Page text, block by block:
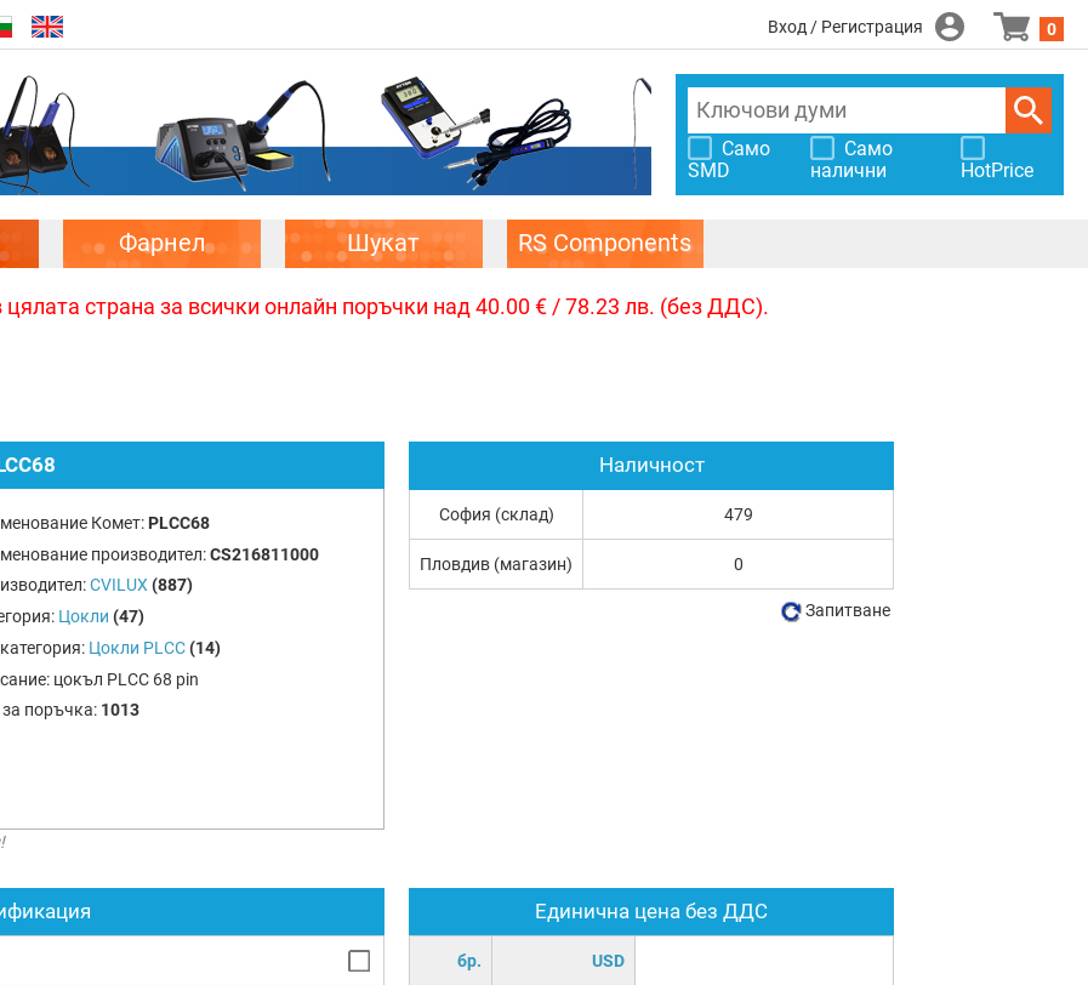
Вход / Регистрация 0
Само
SMD
Само
налични
HotPrice
Фарнел Шукат RS Components
цялата страна за всички онлайн поръчки над 40.00 € / 78.23 лв. (без ДДС).
Комет: PLCC68
производител:CS216811000
CVILUX (887)
Цокли (47)
Цокли PLCC (14)
цокъл PLCC 68 pin
поръчка: 1013
Единична цена без ДДС
бр. USD
Наличност
София (склад) 479
Пловдив (магазин) 0
Запитване